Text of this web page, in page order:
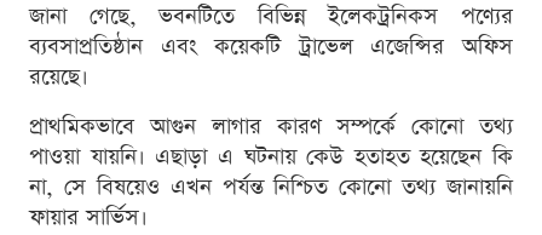
জানা গেছে, ভবনটিতে বিভিন্ন ইলেকট্রনিকস পণ্যের
ব্যবসাপ্রতিষ্ঠান এবং কয়েকটি ট্রাভেল এজেন্সির অফিস
রয়েছে।
প্রাথমিকভাবে আগুন লাগার কারণ সম্পর্কে কোনো তথ্য
পাওয়া যায়নি। এছাড়া এ ঘটনায় কেউ হতাহত হয়েছেন কি
না, সে বিষয়েও এখন পর্যন্ত নিশ্চিত কোনো তথ্য জানায়নি
ফায়ার সার্ভিস।